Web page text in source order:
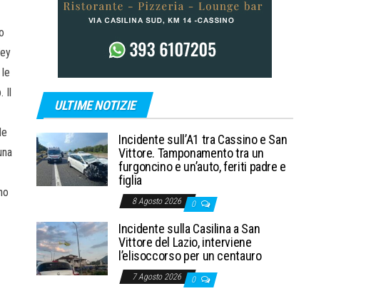
Il
ULTIME NOTIZIE
Incidente sull’A1 tra Cassino e San
Vittore. Tamponamento tra un
furgoncino e un’auto, feriti padre e
figlia
8 Agosto 2026 0
Incidente sulla Casilina a San
Vittore del Lazio, interviene
l’elisoccorso per un centauro
7 Agosto 2026 0